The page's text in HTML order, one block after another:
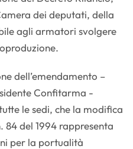
dei deputati, della
agli armatori svolgere
dell’emendamento –
Confitarma -
le sedi, che la modifica
84 del 1994 rappresenta
per la portualità